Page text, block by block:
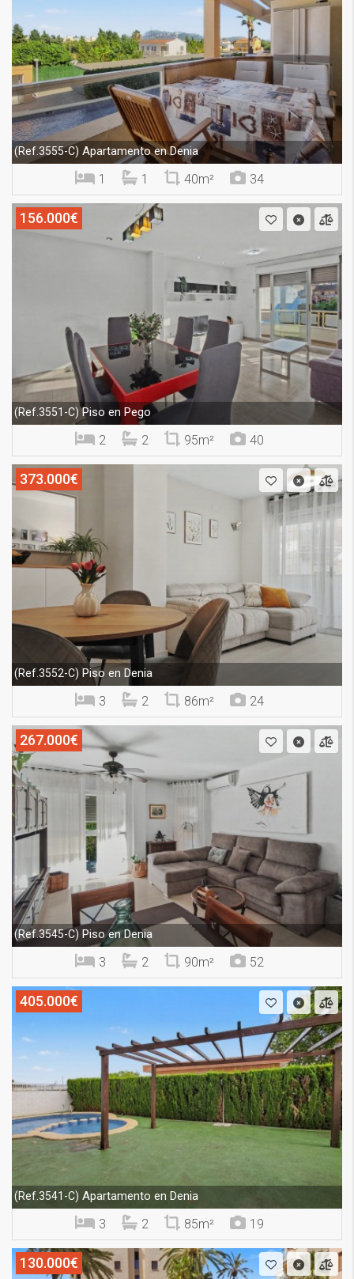
(Ref.3555-C) Apartamento en Denia
1 1 40m² 34
156.000€
(Ref.3551-C)Piso en Pego
2 2 95m² 40
373.000€
(Ref.3552-C) Piso en Denia
3 2 86m² 24
267.000€
(Ref.3545-C) Piso en Denia
3 2 90m² 52
405.000€
(Ref.3541-C) Apartamento en Denia
3 2 85m² 19
130.000€